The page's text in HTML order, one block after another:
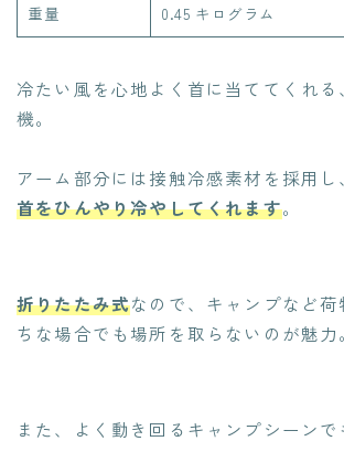
重量 ‎0.45 キログラム
冷たい風を心地よく首に当ててくれる
機。
アーム部分には接触冷感素材を採用し
首をひんやり冷やしてくれます。
折りたたみ式なので、キャンプなど
ちな場合でも場所を取らないのが魅力
また、よく動き回るキャンプシーン